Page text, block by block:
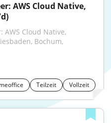
AWS Cloud Native,
AWS Cloud Native,
Bochum,
Teilzeit Vollzeit